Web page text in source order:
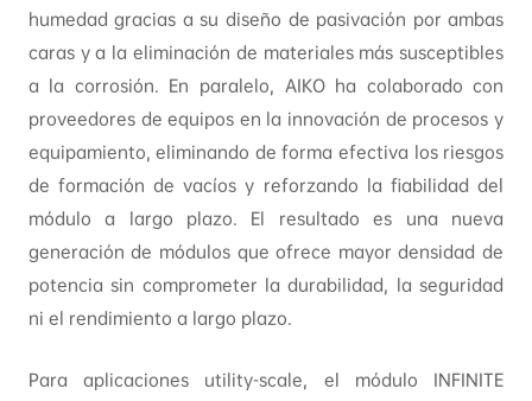
humedad gracias a su diseño de pasivación por ambas
caras y a la eliminación de materiales más susceptibles
a la corrosión. En paralelo, AIKO ha colaborado con
proveedores de equipos en la innovación de procesos y
equipamiento, eliminando de forma efectiva los riesgos
de formación de vacíos y reforzando la fiabilidad del
módulo a largo plazo. El resultado es una nueva
generación de módulos que ofrece mayor densidad de
potencia sin comprometer la durabilidad, la seguridad
ni el rendimiento a largo plazo.
Para aplicaciones utility-scale, el módulo INFINITE